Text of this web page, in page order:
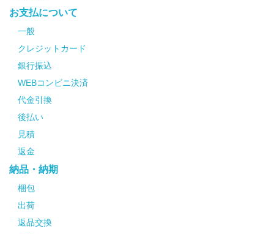
お支払について
一般
クレジットカード
銀行振込
WEBコンビニ決済
代金引換
後払い
見積
返金
納品・納期
梱包
出荷
返品交換